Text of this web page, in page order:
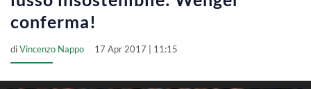
conferma!
diVincenzo Nappo 17 Apr 2017 | 11:15